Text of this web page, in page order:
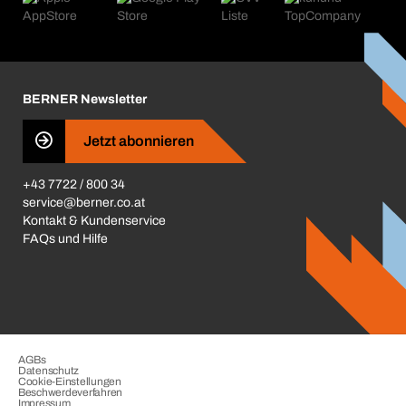
Kataloge & Broschüren
Presse
Business Conduct
BERNER Newsletter
Jetzt abonnieren
+43 7722 / 800 34
service@berner.co.at
Kontakt & Kundenservice
FAQs und Hilfe
AGBs
Datenschutz
Cookie-Einstellungen
Beschwerdeverfahren
Impressum